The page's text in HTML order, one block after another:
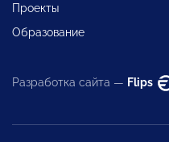
Проекты
Образование
Разработка сайта — Flips